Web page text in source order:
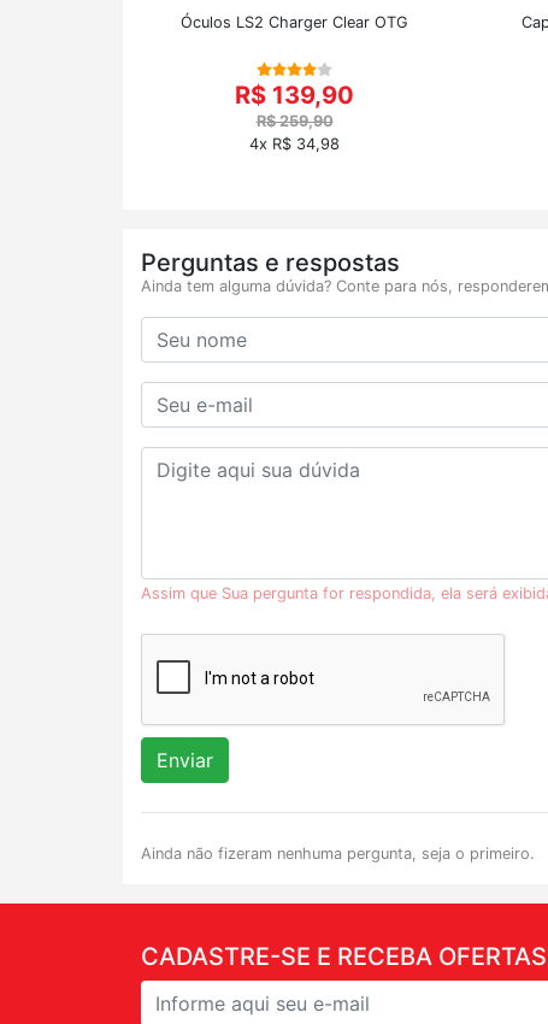
Óculos LS2 Charger Clear OTG
R$ 139,90
R$ 259,90
4x R$ 34,98
Perguntas e respostas
Ainda tem alguma dúvida? Conte para nós,
Assim que Sua pergunta for respondida, ela será
Enviar
Ainda não fizeram nenhuma pergunta, seja o primeiro.
CADASTRE-SE E RECEBA